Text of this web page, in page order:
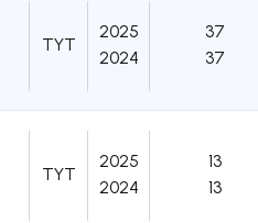
TYT
2025
2024
37
37
TYT
2025
2024
13
13